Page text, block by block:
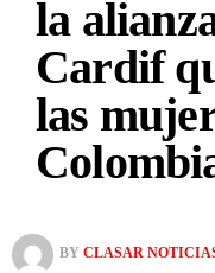
la
Cardif
las
BY CLASAR